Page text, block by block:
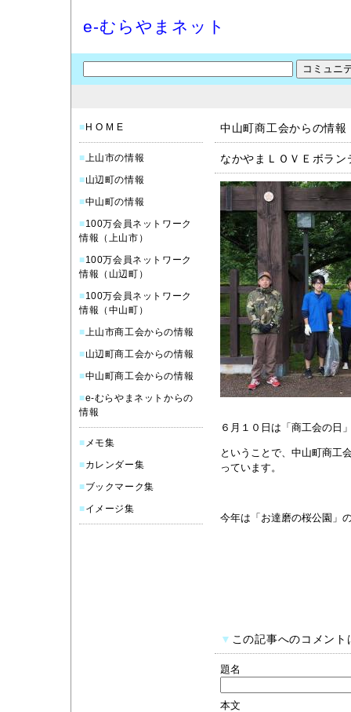
e-むらやまネット
■ H O M E
■上山市の情報
■山辺町の情報
■中山町の情報
■100万会員ネットワーク
情報（上山市）
■100万会員ネットワーク
情報（山辺町）
■100万会員ネットワーク
情報（中山町）
■上山市商工会からの情報
■山辺町商工会からの情報
■中山町商工会からの情報
■e-むらやまネットからの
情報
■ メモ集
■カレンダー集
■ブックマーク集
■イメージ集
中山町商工会からの情報
なかやまＬＯＶＥボラ
６月１０日は「商工会の日
ということで、中山町商工
っています。
今年は「お達磨の桜公園」
▼ この記事へのコメント
題名
本文